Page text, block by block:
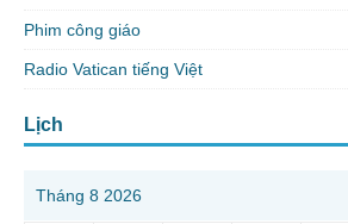
Phim công giáo
Radio Vatican tiếng Việt
Lịch
Tháng 8 2026